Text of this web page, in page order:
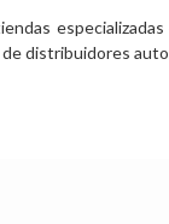
distribuidores